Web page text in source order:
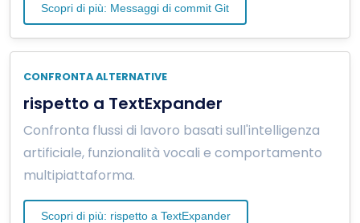
Scopri di più: Messaggi di commit Git
CONFRONTA ALTERNATIVE
rispetto a TextExpander
Confronta flussi di lavoro basati sull'intelligenza
artificiale, funzionalità vocali e comportamento
multipiattaforma.
Scopri di più: rispetto a TextExpander